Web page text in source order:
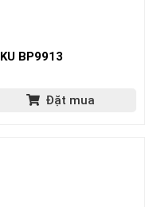
BP9913
Đặt mua